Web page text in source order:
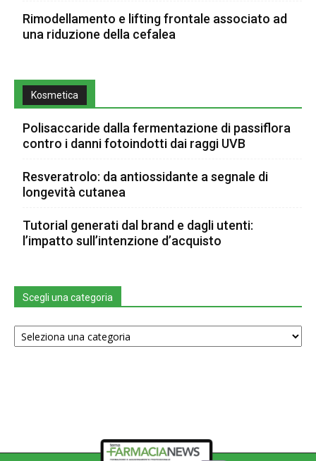
Rimodellamento e lifting frontale associato ad
una riduzione della cefalea
Kosmetica
Polisaccaride dalla fermentazione di passiflora
contro i danni fotoindotti dai raggi UVB
Resveratrolo: da antiossidante a segnale di
longevità cutanea
Tutorial generati dal brand e dagli utenti:
l’impatto sull’intenzione d’acquisto
Scegli una categoria
Scegli
una